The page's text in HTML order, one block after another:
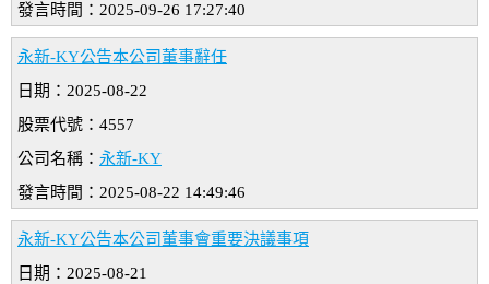
發言時間：2025-09-26 17:27:40
永新-KY公告本公司董事辭任
日期：2025-08-22
股票代號：4557
公司名稱： 永新-KY
發言時間：2025-08-22 14:49:46
永新-KY公告本公司董事會重要決議事項
日期：2025-08-21